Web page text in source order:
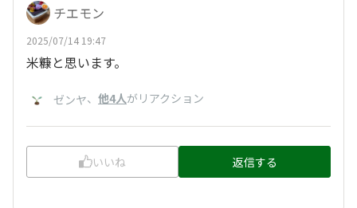
チエモン
2025/07/14 19:47
米糠と思います。
ゼンヤ、 他4人がリアクション
いいね 返信する